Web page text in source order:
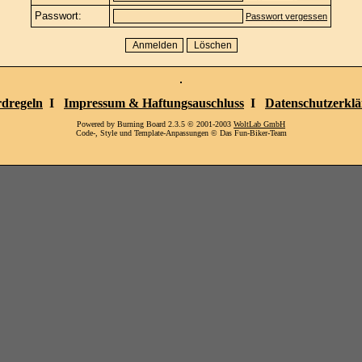
Passwort: Passwort vergessen
I Impressum & Haftungsauschluss I
Powered by Burning Board 2.3.5 © 2001-2003 WoltLab GmbH
Code-, Style und Template-Anpassungen © Das Fun-Biker-Team